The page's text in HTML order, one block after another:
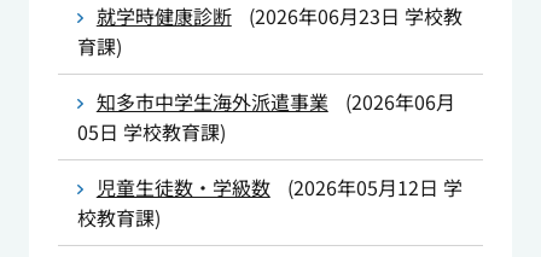
就学時健康診断 (2026年06月23日 学校教
育課)
知多市中学生海外派遣事業
(2026年06月
05日 学校教育課)
児童生徒数・学級数
(2026年05月12日 学
校教育課)